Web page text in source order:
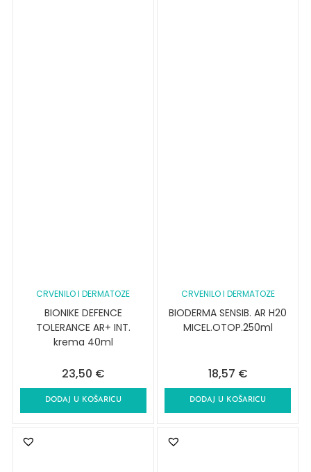
CRVENILO I DERMATOZE
BIONIKE DEFENCE
TOLERANCE AR+ INT.
krema 40ml
23,50 €
DODAJ U KOŠARICU
CRVENILO I DERMATOZE
BIODERMA SENSIB. AR H20
MICEL.OTOP.250ml
18,57 €
DODAJ U KOŠARICU